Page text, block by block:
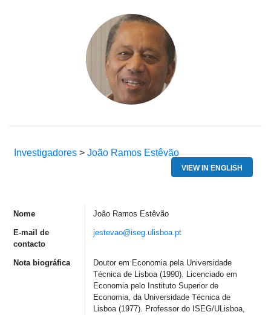
Investigadores > João Ramos Estêvão
VIEW IN ENGLISH
Nome João Ramos Estêvão
E-mail de
contacto
jestevao@iseg.ulisboa.pt
Nota biográfica
Doutor em Economia pela Universidade
Técnica de Lisboa (1990). Licenciado em
Economia pelo Instituto Superior de
Economia, da Universidade Técnica de
Lisboa (1977). Professor do ISEG/ULisboa,